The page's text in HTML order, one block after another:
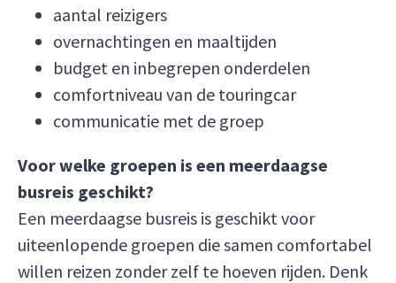
aantal reizigers
overnachtingen en maaltijden
budget en inbegrepen onderdelen
comfortniveau van de touringcar
communicatie met de groep
Voor welke groepen is een meerdaagse
busreis geschikt?
Een meerdaagse busreis is geschikt voor
uiteenlopende groepen die samen comfortabel
willen reizen zonder zelf te hoeven rijden. Denk